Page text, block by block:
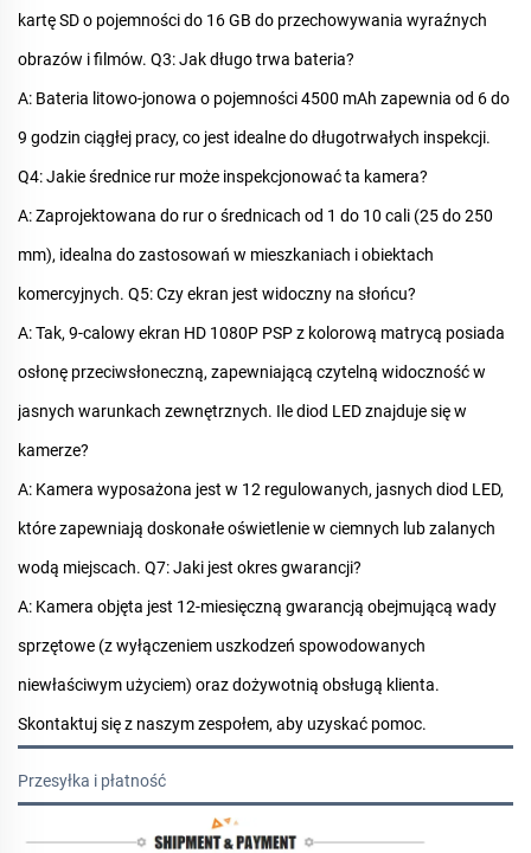
kartę SD o pojemności do 16 GB do przechowywania wyraźnych
obrazów i filmów. Q3: Jak długo trwa bateria?
A: Bateria litowo-jonowa o pojemności 4500 mAh zapewnia od 6 do
9 godzin ciągłej pracy, co jest idealne do długotrwałych inspekcji.
Q4: Jakie średnice rur może inspekcjonować ta kamera?
A: Zaprojektowana do rur o średnicach od 1 do 10 cali (25 do 250
mm), idealna do zastosowań w mieszkaniach i obiektach
komercyjnych. Q5: Czy ekran jest widoczny na słońcu?
A: Tak, 9-calowy ekran HD 1080P PSP z kolorową matrycą posiada
osłonę przeciwsłoneczną, zapewniającą czytelną widoczność w
jasnych warunkach zewnętrznych. Ile diod LED znajduje się w
kamerze?
A: Kamera wyposażona jest w 12 regulowanych, jasnych diod LED,
które zapewniają doskonałe oświetlenie w ciemnych lub zalanych
wodą miejscach. Q7: Jaki jest okres gwarancji?
A: Kamera objęta jest 12-miesięczną gwarancją obejmującą wady
sprzętowe (z wyłączeniem uszkodzeń spowodowanych
niewłaściwym użyciem) oraz dożywotnią obsługą klienta.
Skontaktuj się z naszym zespołem, aby uzyskać pomoc.
Przesyłka i płatność